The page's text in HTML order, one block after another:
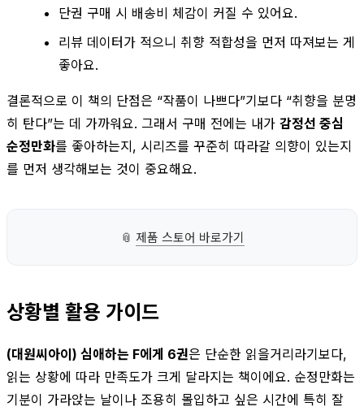
단권 구매 시 배송비 체감이 커질 수 있어요.
리뷰 데이터가 적으니 취향 적합성을 먼저 따져보는 게
좋아요.
결론적으로 이 책의 단점은 “작품이 나쁘다”기보다 “취향을 분명
히 탄다”는 데 가까워요. 그래서 구매 전에는 내가 감정선 중심
순정만화를 좋아하는지, 시리즈를 꾸준히 따라갈 의향이 있는지
를 먼저 생각해보는 것이 중요해요.
📎 제품 스토어 바로가기
상황별 활용 가이드
(대원씨아이) 심애하는 F에게 6권은 단순한 읽을거리라기보다,
읽는 상황에 따라 만족도가 크게 달라지는 책이에요. 순정만화는
기분이 가라앉는 날이나 조용히 몰입하고 싶은 시간에 특히 잘